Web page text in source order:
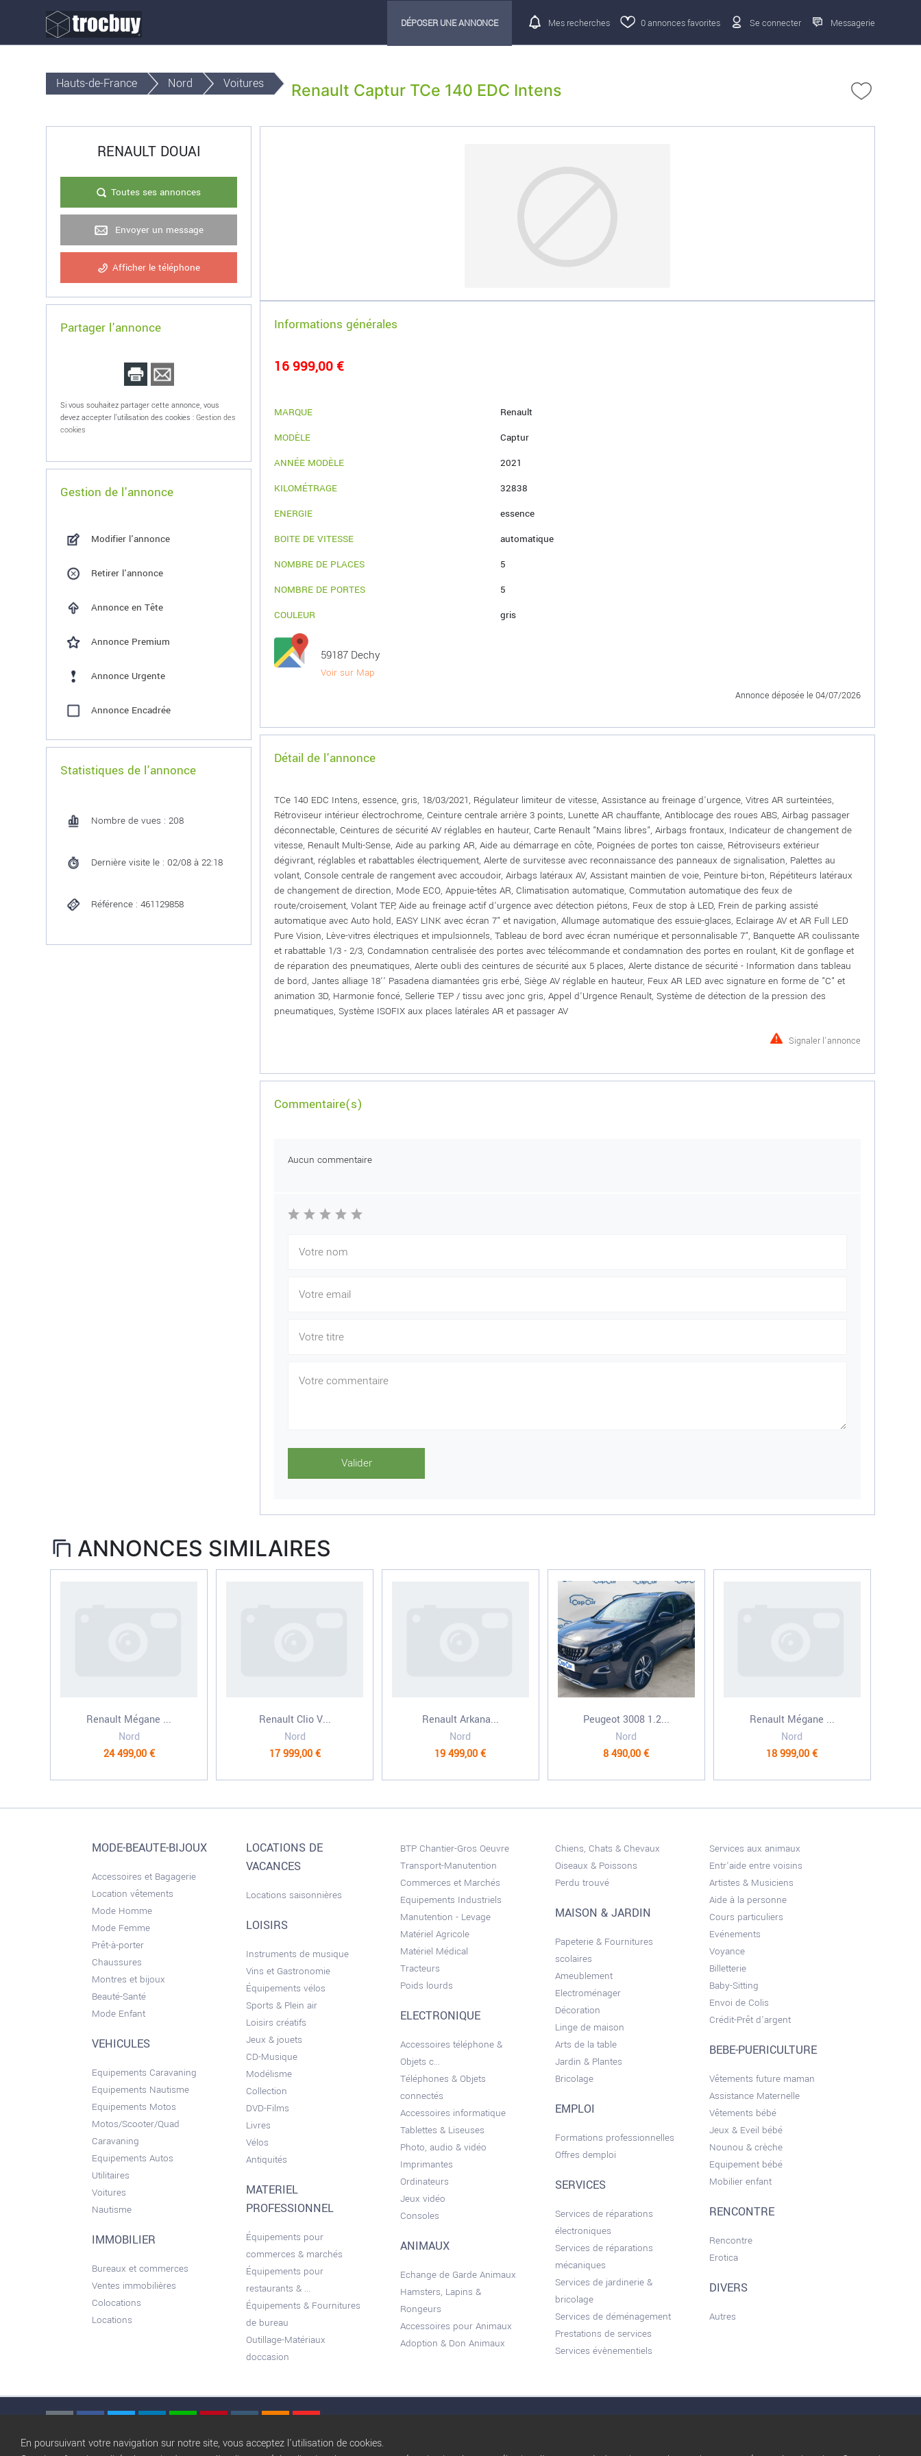
DÉPOSER UNE ANNONCE Mes recherches 0annonces favorites Se connecter Messagerie
Hauts-de-France Nord Voitures Renault Captur TCe 140 EDC Intens
RENAULT DOUAI
Toutes ses annonces
Envoyer un message
Afficher le téléphone
Partager l'annonce
Si vous souhaitez partager cette annonce, vous
devez accepter l'utilisation des cookies :Gestion des
cookies
Gestion de l'annonce
Modifier l'annonce
Retirer l'annonce
Annonce en Tête
Annonce Premium
Annonce Urgente
Annonce Encadrée
Statistiques de l'annonce
Nombre de vues : 208
Dernière visite le : 02/08 à 22:18
Référence : 461129858
Informations générales
16 999,00 €
MARQUE
Renault
MODÈLE
Captur
ANNÉE MODÈLE
2021
KILOMÉTRAGE
32838
ENERGIE
essence
BOITE DE VITESSE
automatique
NOMBRE DE PLACES
5
NOMBRE DE PORTES
5
COULEUR
gris
59187 Dechy
Voir sur Map
Annonce déposée le 04/07/2026
Détail de l'annonce
TCe 140 EDC Intens, essence, gris, 18/03/2021, Régulateur limiteur de vitesse, Assistance au freinage d'urgence, Vitres AR surteintées,
Rétroviseur intérieur électrochrome, Ceinture centrale arrière 3 points, Lunette AR chauffante, Antiblocage des roues ABS, Airbag passager
déconnectable, Ceintures de sécurité AV réglables en hauteur, Carte Renault "Mains libres", Airbags frontaux, Indicateur de changement de
vitesse, Renault Multi-Sense, Aide au parking AR, Aide au démarrage en côte, Poignées de portes ton caisse, Rétroviseurs extérieur
dégivrant, réglables et rabattables électriquement, Alerte de survitesse avec reconnaissance des panneaux de signalisation, Palettes au
volant, Console centrale de rangement avec accoudoir, Airbags latéraux AV, Assistant maintien de voie, Peinture bi-ton, Répétiteurs latéraux
de changement de direction, Mode ECO, Appuie-têtes AR, Climatisation automatique, Commutation automatique des feux de
route/croisement, Volant TEP, Aide au freinage actif d'urgence avec détection piétons, Feux de stop à LED, Frein de parking assisté
automatique avec Auto hold, EASY LINK avec écran 7" et navigation, Allumage automatique des essuie-glaces, Eclairage AV et AR Full LED
Pure Vision, Lève-vitres électriques et impulsionnels, Tableau de bord avec écran numérique et personnalisable 7", Banquette AR coulissante
et rabattable 1/3 - 2/3, Condamnation centralisée des portes avec télécommande et condamnation des portes en roulant, Kit de gonflage et
de réparation des pneumatiques, Alerte oubli des ceintures de sécurité aux 5 places, Alerte distance de sécurité - Information dans tableau
de bord, Jantes alliage 18'' Pasadena diamantées gris erbé, Siège AV réglable en hauteur, Feux AR LED avec signature en forme de "C" et
animation 3D, Harmonie foncé, Sellerie TEP / tissu avec jonc gris, Appel d'Urgence Renault, Système de détection de la pression des
pneumatiques, Système ISOFIX aux places latérales AR et passager AV
Signaler l'annonce
Commentaire(s)
Aucun commentaire
ANNONCES SIMILAIRES
Renault Mégane ...
Nord
24 499,00 €
Renault Clio V...
Nord
17 999,00 €
Renault Arkana...
Nord
19 499,00 €
Peugeot 3008 1.2...
Nord
8 490,00 €
Renault Mégane ...
Nord
18 999,00 €
MODE-BEAUTE-BIJOUX
Accessoires et Bagagerie
Location vêtements
Mode Homme
Mode Femme
Prêt-à-porter
Chaussures
Montres et bijoux
Beauté-Santé
Mode Enfant
VEHICULES
Equipements Caravaning
Equipements Nautisme
Equipements Motos
Motos/Scooter/Quad
Caravaning
Equipements Autos
Utilitaires
Voitures
Nautisme
IMMOBILIER
Bureaux et commerces
Ventes immobilières
Colocations
Locations
LOCATIONS DE
VACANCES
Locations saisonnières
LOISIRS
Instruments de musique
Vins et Gastronomie
Équipements vélos
Sports & Plein air
Loisirs créatifs
Jeux & jouets
CD-Musique
Modélisme
Collection
DVD-Films
Livres
Vélos
Antiquités
MATERIEL
PROFESSIONNEL
Équipements pour
commerces & marchés
Équipements pour
restaurants & ...
Équipements & Fournitures
de bureau
Outillage-Matériaux
doccasion
BTP Chantier-Gros Oeuvre
Transport-Manutention
Commerces et Marchés
Equipements Industriels
Manutention - Levage
Matériel Agricole
Matériel Médical
Tracteurs
Poids lourds
ELECTRONIQUE
Accessoires téléphone &
Objets c...
Téléphones & Objets
connectés
Accessoires informatique
Tablettes & Liseuses
Photo, audio & vidéo
Imprimantes
Ordinateurs
Jeux vidéo
Consoles
ANIMAUX
Echange de Garde Animaux
Hamsters, Lapins &
Rongeurs
Accessoires pour Animaux
Adoption & Don Animaux
Chiens, Chats & Chevaux
Oiseaux & Poissons
Perdu trouvé
MAISON & JARDIN
Papeterie & Fournitures
scolaires
Ameublement
Electroménager
Décoration
Linge de maison
Arts de la table
Jardin & Plantes
Bricolage
EMPLOI
Formations professionnelles
Offres demploi
SERVICES
Services de réparations
électroniques
Services de réparations
mécaniques
Services de jardinerie &
bricolage
Services de déménagement
Prestations de services
Services évènementiels
Services aux animaux
Entr'aide entre voisins
Artistes & Musiciens
Aide à la personne
Cours particuliers
Evénements
Voyance
Billetterie
Baby-Sitting
Envoi de Colis
Crédit-Prêt d'argent
BEBE-PUERICULTURE
Vêtements future maman
Assistance Maternelle
Vêtements bébé
Jeux & Eveil bébé
Nounou & crèche
Equipement bébé
Mobilier enfant
RENCONTRE
Rencontre
Erotica
DIVERS
Autres
En poursuivant votre navigation sur notre site, vous acceptez l'utilisation de cookies.